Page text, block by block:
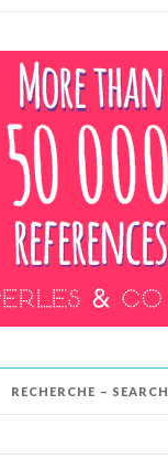
RECHERCHE – SEARCH